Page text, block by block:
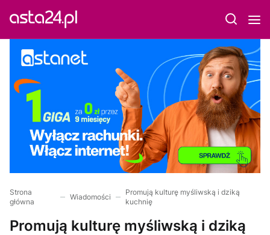
Strona
główna
Wiadomości
Promują kulturę myśliwską i dziką
kuchnię
Promują kulturę myśliwską i dziką